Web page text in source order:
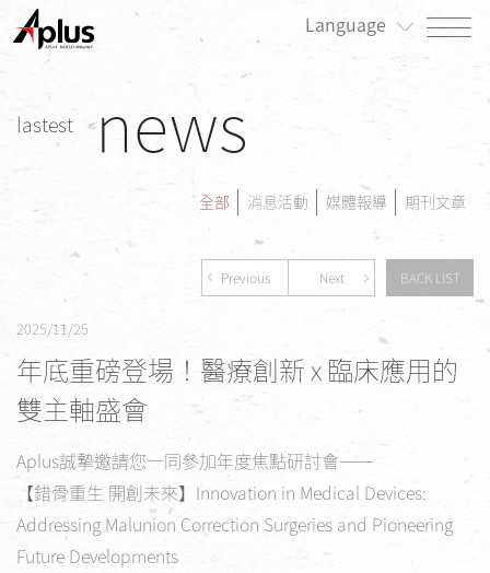
Language
最新消息
產品專區
患者專區
投資人/公司治理專區
聯絡我們
lastest news
全部 消息活動 媒體報導 期刊文章
Previous Next BACK LIST
2025/11/25
年底重磅登場！醫療創新 x 臨床應用的
雙主軸盛會
Aplus誠摯邀請您一同參加年度焦點研討會——
【錯骨重生 開創未來】Innovation in Medical Devices:
Addressing Malunion Correction Surgeries and Pioneering
Future Developments